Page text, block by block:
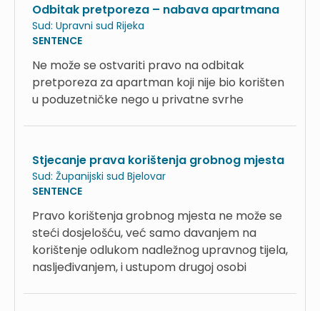
Odbitak pretporeza – nabava apartmana
Sud: Upravni sud Rijeka
SENTENCE
Ne može se ostvariti pravo na odbitak
pretporeza za apartman koji nije bio korišten
u poduzetničke nego u privatne svrhe
Stjecanje prava korištenja grobnog mjesta
Sud: Županijski sud Bjelovar
SENTENCE
Pravo korištenja grobnog mjesta ne može se
steći dosjelošću, već samo davanjem na
korištenje odlukom nadležnog upravnog tijela,
nasljeđivanjem, i ustupom drugoj osobi